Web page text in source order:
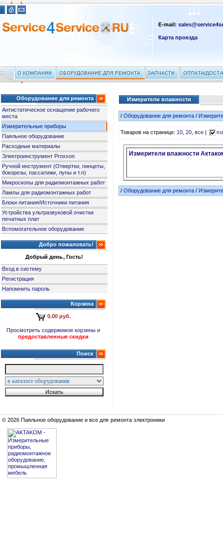
E-mail:
Карта проезда
Оборудование для ремонта
Антистатическое оснащение рабочего
места
Измерительные приборы
Паяльное оборудование
Расходные материалы
Электроинструмент Proxxon
Ручной инструмент (Отвертки, пинцеты,
бокорезы, пассатижи, лупы и т.п)
Микроскопы для радиомонтажных работ
Лампы для радиомонтажных работ
Блоки питания/Источники питания
Устройства ультразвуковой очистки
печатных плат
Вспомогательное оборудование
Добро пожаловать!
Добрый день, Гость!
Вход в систему
Регистрация
Напомнить пароль
Корзина
0.00 руб.
Просмотреть содержимое корзины и
предоставленные скидки
Поиск
Измерители влажности
/Оборудование для ремонта /
Товаров на странице:10,20,все
Измерители влажности
/Оборудование для ремонта /
© 2026 Паяльное оборудование и все для ремонта электроники